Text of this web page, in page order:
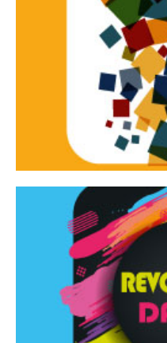
Tracce Dinamiche
Rassegna di danza